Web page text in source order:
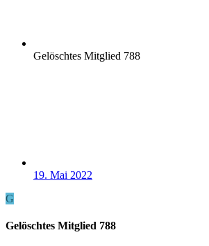
Gelöschtes Mitglied 788
19. Mai 2022
G
Gelöschtes Mitglied 788